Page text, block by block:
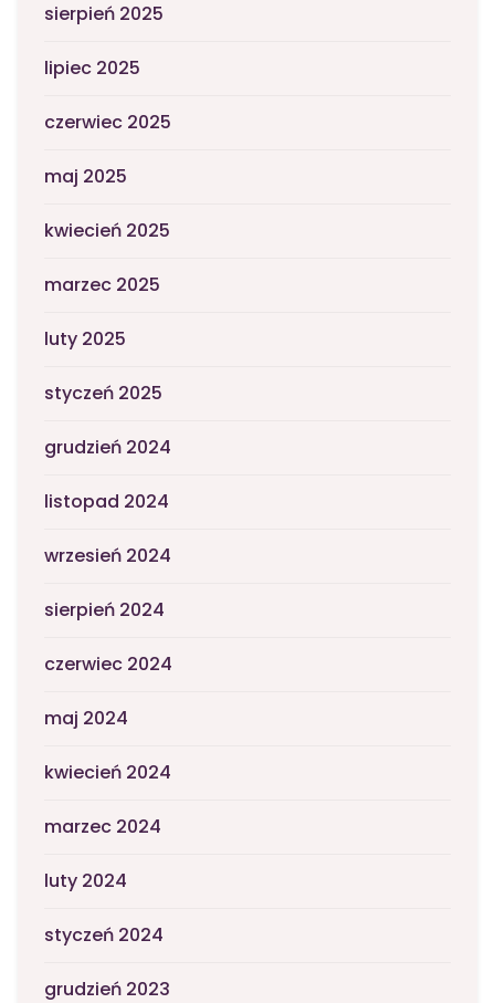
sierpień 2025
lipiec 2025
czerwiec 2025
maj 2025
kwiecień 2025
marzec 2025
luty 2025
styczeń 2025
grudzień 2024
listopad 2024
wrzesień 2024
sierpień 2024
czerwiec 2024
maj 2024
kwiecień 2024
marzec 2024
luty 2024
styczeń 2024
grudzień 2023